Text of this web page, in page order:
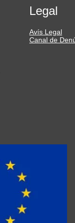
Legal
Avís Legal
Canal de